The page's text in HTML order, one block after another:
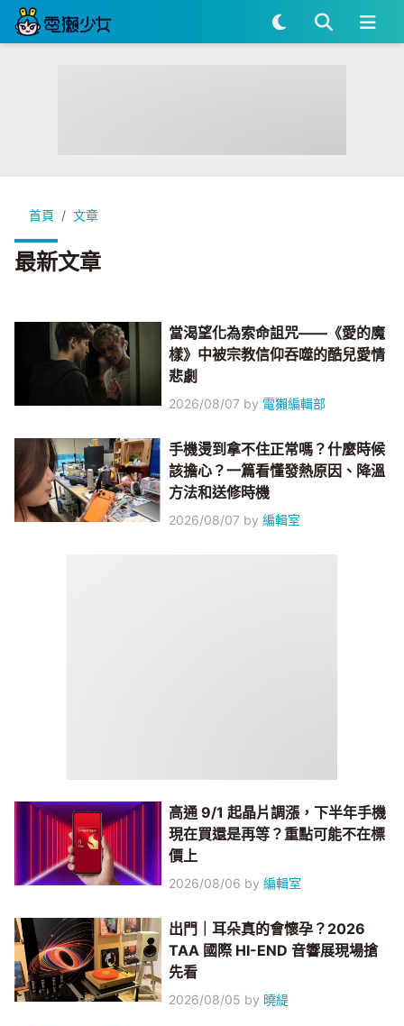
首頁 文章
最新文章
當渴望化為索命詛咒——《愛的魔
樣》中被宗教信仰吞噬的酷兒愛情
悲劇
2026/08/07 by 電獺編輯部
手機燙到拿不住正常嗎？什麼時候
該擔心？一篇看懂發熱原因、降溫
方法和送修時機
2026/08/07 by編輯室
高通 9/1 起晶片調漲，下半年手機
現在買還是再等？重點可能不在標
價上
2026/08/06 by編輯室
出門｜耳朵真的會懷孕？2026
TAA 國際 HI-END 音響展現場搶
先看
2026/08/05 by 曉緹